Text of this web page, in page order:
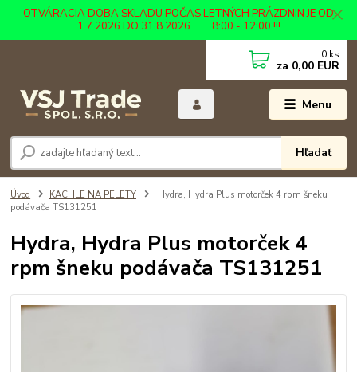
OTVÁRACIA DOBA SKLADU POČAS LETNÝCH PRÁZDNIN JE OD
1.7.2026 DO 31.8.2026 ....... 8:00 - 12:00 !!!
Menu
Hľadať
0 ks
za 0,00 EUR
Úvod KACHLE NA PELETY
Hydra, Hydra Plus motorček 4 rpm šneku
podávača TS131251
Hydra, Hydra Plus motorček 4
rpm šneku podávača TS131251